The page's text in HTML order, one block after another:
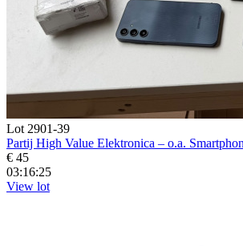
Lot 2901-39
Partij High Value Elektronica – o.a.
€ 45
03:16:23
View lot